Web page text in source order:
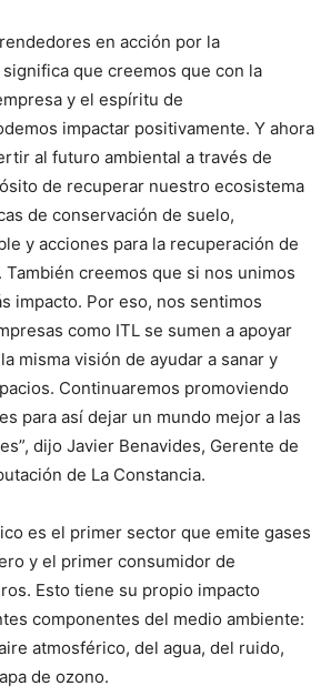
en acción por la
que creemos que con la
y el espíritu de
impactar positivamente. Y ahora
al futuro ambiental a través de
de recuperar nuestro ecosistema
de conservación de suelo,
y acciones para la recuperación de
creemos que si nos unimos
impacto. Por eso, nos sentimos
como ITL se sumen a apoyar
misma visión de ayudar a sanar y
Continuaremos promoviendo
para así dejar un mundo mejor a las
dijo Javier Benavides, Gerente de
de La Constancia.
es el primer sector que emite gases
y el primer consumidor de
Esto tiene su propio impacto
componentes del medio ambiente:
atmosférico, del agua, del ruido,
de ozono.